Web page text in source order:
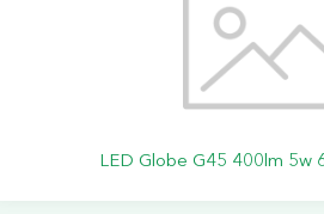
LED Globe G45 400lm 5w